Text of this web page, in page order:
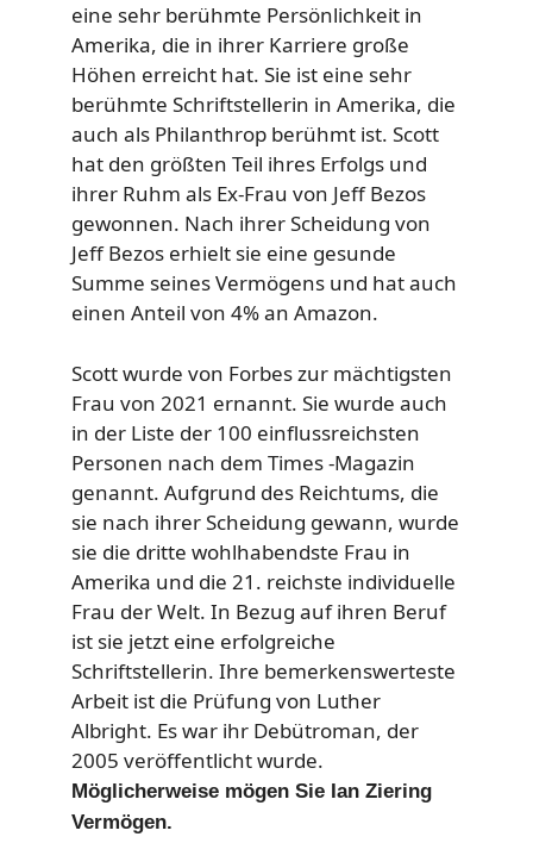
eine sehr berühmte Persönlichkeit in
Amerika, die in ihrer Karriere große
Höhen erreicht hat. Sie ist eine sehr
berühmte Schriftstellerin in Amerika, die
auch als Philanthrop berühmt ist. Scott
hat den größten Teil ihres Erfolgs und
ihrer Ruhm als Ex-Frau von Jeff Bezos
gewonnen. Nach ihrer Scheidung von
Jeff Bezos erhielt sie eine gesunde
Summe seines Vermögens und hat auch
einen Anteil von 4% an Amazon.
Scott wurde von Forbes zur mächtigsten
Frau von 2021 ernannt. Sie wurde auch
in der Liste der 100 einflussreichsten
Personen nach dem Times -Magazin
genannt. Aufgrund des Reichtums, die
sie nach ihrer Scheidung gewann, wurde
sie die dritte wohlhabendste Frau in
Amerika und die 21. reichste individuelle
Frau der Welt. In Bezug auf ihren Beruf
ist sie jetzt eine erfolgreiche
Schriftstellerin. Ihre bemerkenswerteste
Arbeit ist die Prüfung von Luther
Albright. Es war ihr Debütroman, der
2005 veröffentlicht wurde.
Möglicherweise mögen Sie Ian Ziering
Vermögen.